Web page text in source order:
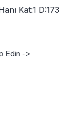
Kat:1 D:173
Edin ->